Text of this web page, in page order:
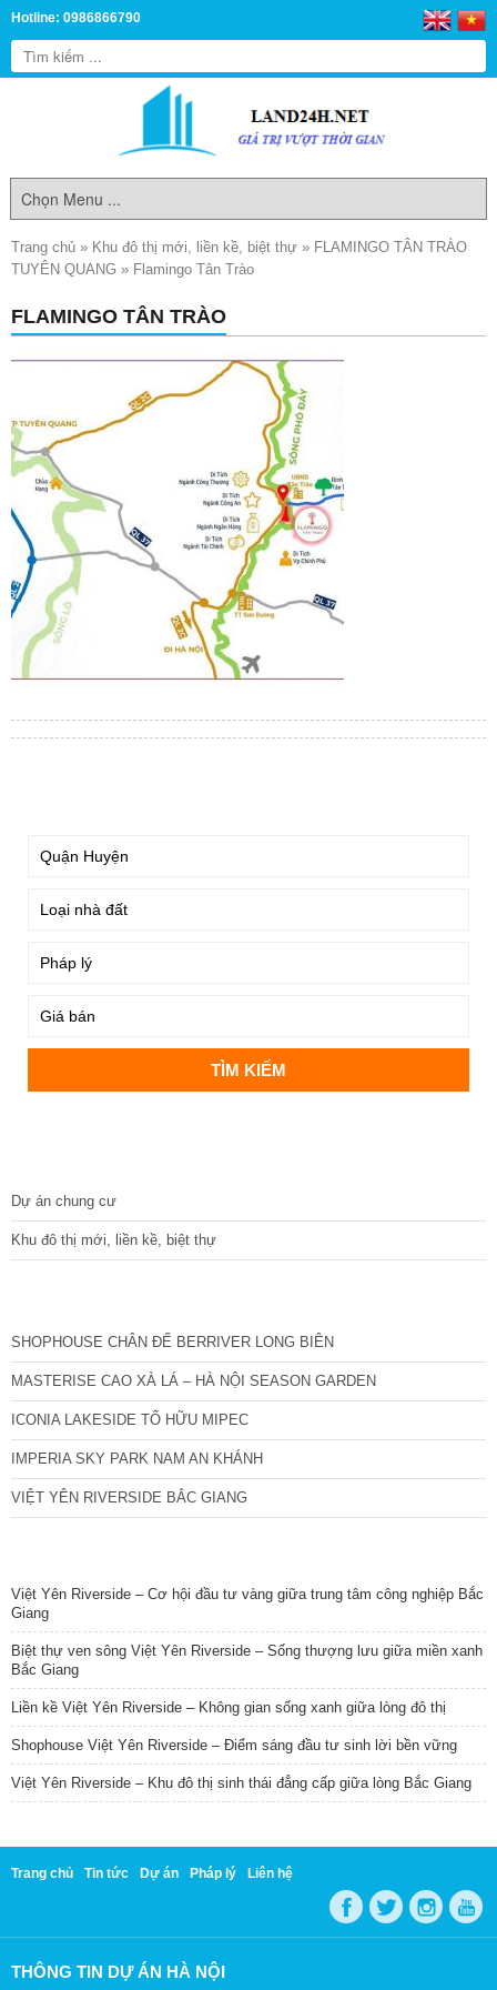
Hotline: 0986866790
Trang chủ » Khu đô thị mới, liền kề, biệt thự » FLAMINGO TÂN TRÀO
TUYÊN QUANG » Flamingo Tân Trào
FLAMINGO TÂN TRÀO
Dự án chung cư
Khu đô thị mới, liền kề, biệt thự
SHOPHOUSE CHÂN ĐẾ BERRIVER LONG BIÊN
MASTERISE CAO XÀ LÁ – HÀ NỘI SEASON GARDEN
ICONIA LAKESIDE TỐ HỮU MIPEC
IMPERIA SKY PARK NAM AN KHÁNH
VIỆT YÊN RIVERSIDE BẮC GIANG
Việt Yên Riverside – Cơ hội đầu tư vàng giữa trung tâm công nghiệp Bắc
Giang
Biệt thự ven sông Việt Yên Riverside – Sống thượng lưu giữa miền xanh
Bắc Giang
Liền kề Việt Yên Riverside – Không gian sống xanh giữa lòng đô thị
Shophouse Việt Yên Riverside – Điểm sáng đầu tư sinh lời bền vững
Việt Yên Riverside – Khu đô thị sinh thái đẳng cấp giữa lòng Bắc Giang
Trang chủ Tin tức Dự án Pháp lý Liên hệ
THÔNG TIN DỰ ÁN HÀ NỘI